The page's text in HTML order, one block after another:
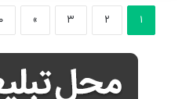
۱ ۲ ۳ »